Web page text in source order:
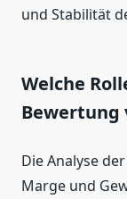
und Stabilität
Welche
Bewertung
Die Analyse der
Marge und